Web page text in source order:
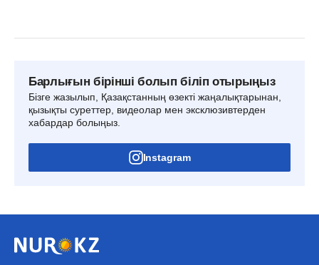
Барлығын бірінші болып біліп отырыңыз
Бізге жазылып, Қазақстанның өзекті жаңалықтарынан,
қызықты суреттер, видеолар мен эксклюзивтерден
хабардар болыңыз.
Instagram